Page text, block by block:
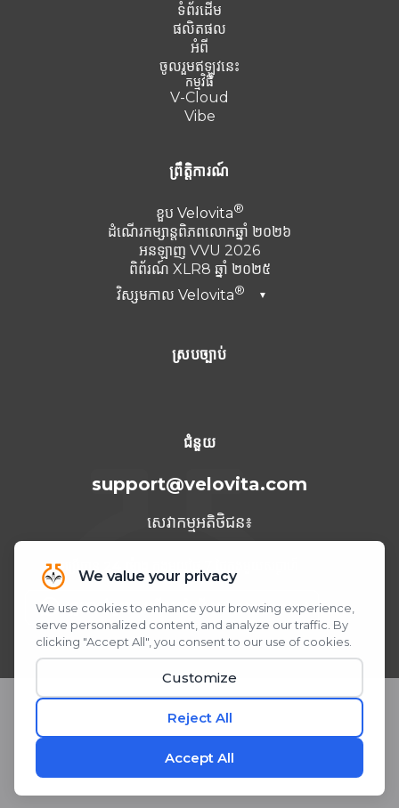
ទំព័រដើម
ផលិតផល
អំពី
ចូលរួមឥឡូវនេះ
កម្មវិធី
V-Cloud
Vibe
ព្រឹត្តិការណ៍
ខួប Velovita
ដំណើរកម្សាន្តពិភពលោកឆ្នាំ ២០២៦
អនឡាញ VVU 2026
ពិព័រណ៍ XLR8 ឆ្នាំ ២០២៥
វិស្សមកាល Velovita ▼
តួកគី 2025
ស្របច្បាប់
ជំនួយ
support@velovita.com
សេវាកម្មអតិថិជន៖
អាចប្រើបាន ក្នុងមួយថ្ងៃ 7 ថ្ងៃក្នុងមួយសប្តាហ៍
ត្រូវការជំនួយ? យើងនៅលើ WhatsApp!
ស្កេន ឬចុច QR Code
© 2026 Velovita® Inc. រក្សាសិទ្ធិគ្រប់យ៉ាង។
នៅឡើយទេ។ ផលិតផលនេះមិនមានបំណងធ្វើរោគវិនិច្ឆ័យ ព្យាបាល ឬការពារជំងឺណាមួយ